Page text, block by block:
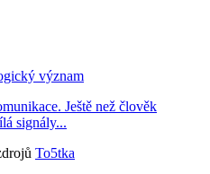
význam
Ještě než člověk
signály...
To5tka